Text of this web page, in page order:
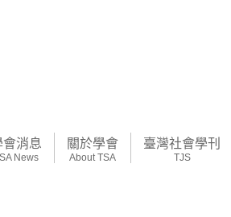
會消息
News
關於學會
About TSA
臺灣社會學刊
TJS